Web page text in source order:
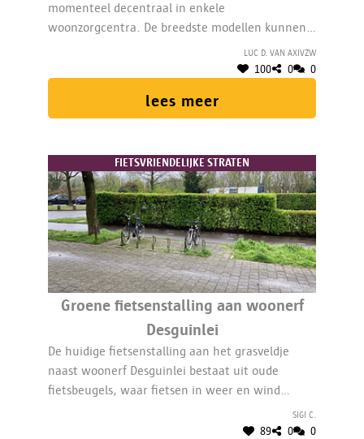
momenteel decentraal in enkele
woonzorgcentra. De breedste modellen kunnen
echter niet overal binnen waardoor de
riksjarijders vaak veel 'lege' kilometers moeten
maken om de riksja's op te halen. 5 nieuwe
riksjastallingen lossen dit probleem op.
Luc D. van AXIvzw
100 0 0
lees meer
FIETSVRIENDELIJKE STRATEN
Groene fietsenstalling aan woonerf
Desguinlei
De huidige fietsenstalling aan het grasveldje
naast woonerf Desguinlei bestaat uit oude
fietsbeugels, waar fietsen in weer en wind
groendak en glazen wanden is een verbetering
Sigi C.
89 0 0